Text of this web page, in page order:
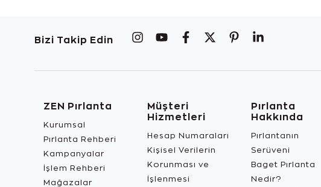
Bizi Takip Edin
ZEN Pırlanta
Kurumsal
Pırlanta Rehberi
Kampanyalar
İşlem Rehberi
Mağazalar
Müşteri
Hizmetleri
Hesap Numaraları
Kişisel Verilerin
Korunması ve
İşlenmesi
Pırlanta
Hakkında
Pırlantanın
Serüveni
Baget Pırlanta
Nedir?